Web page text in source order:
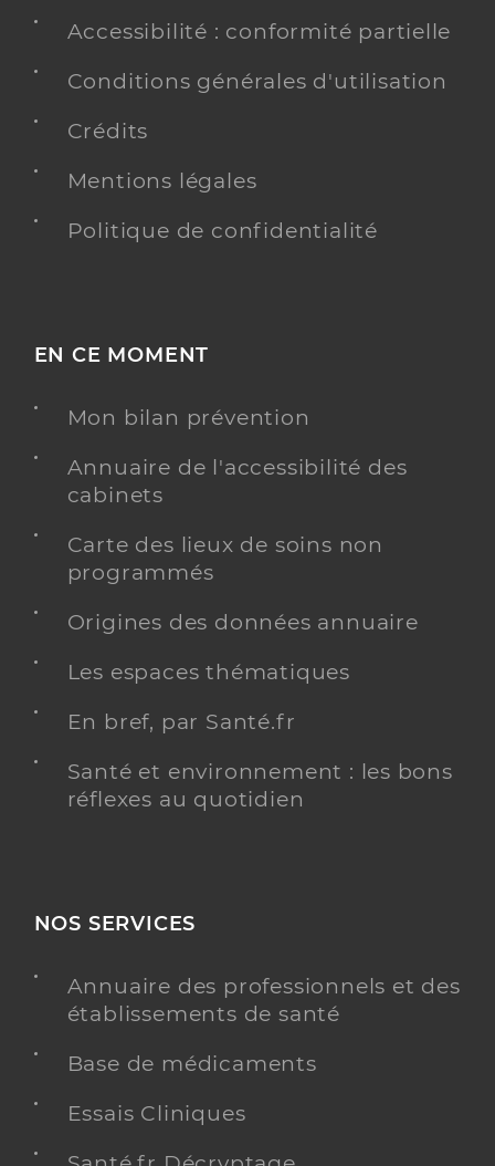
Accessibilité : conformité partielle
Conditions générales d'utilisation
Crédits
Mentions légales
Politique de confidentialité
EN CE MOMENT
Mon bilan prévention
Annuaire de l'accessibilité des
cabinets
Carte des lieux de soins non
programmés
Origines des données annuaire
Les espaces thématiques
En bref, par Santé.fr
Santé et environnement : les bons
réflexes au quotidien
NOS SERVICES
Annuaire des professionnels et des
établissements de santé
Base de médicaments
Essais Cliniques